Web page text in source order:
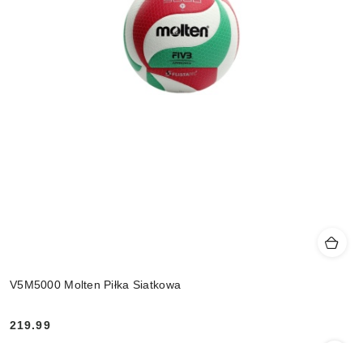
V5M5000 Molten Piłka Siatkowa
Cena:
219.99